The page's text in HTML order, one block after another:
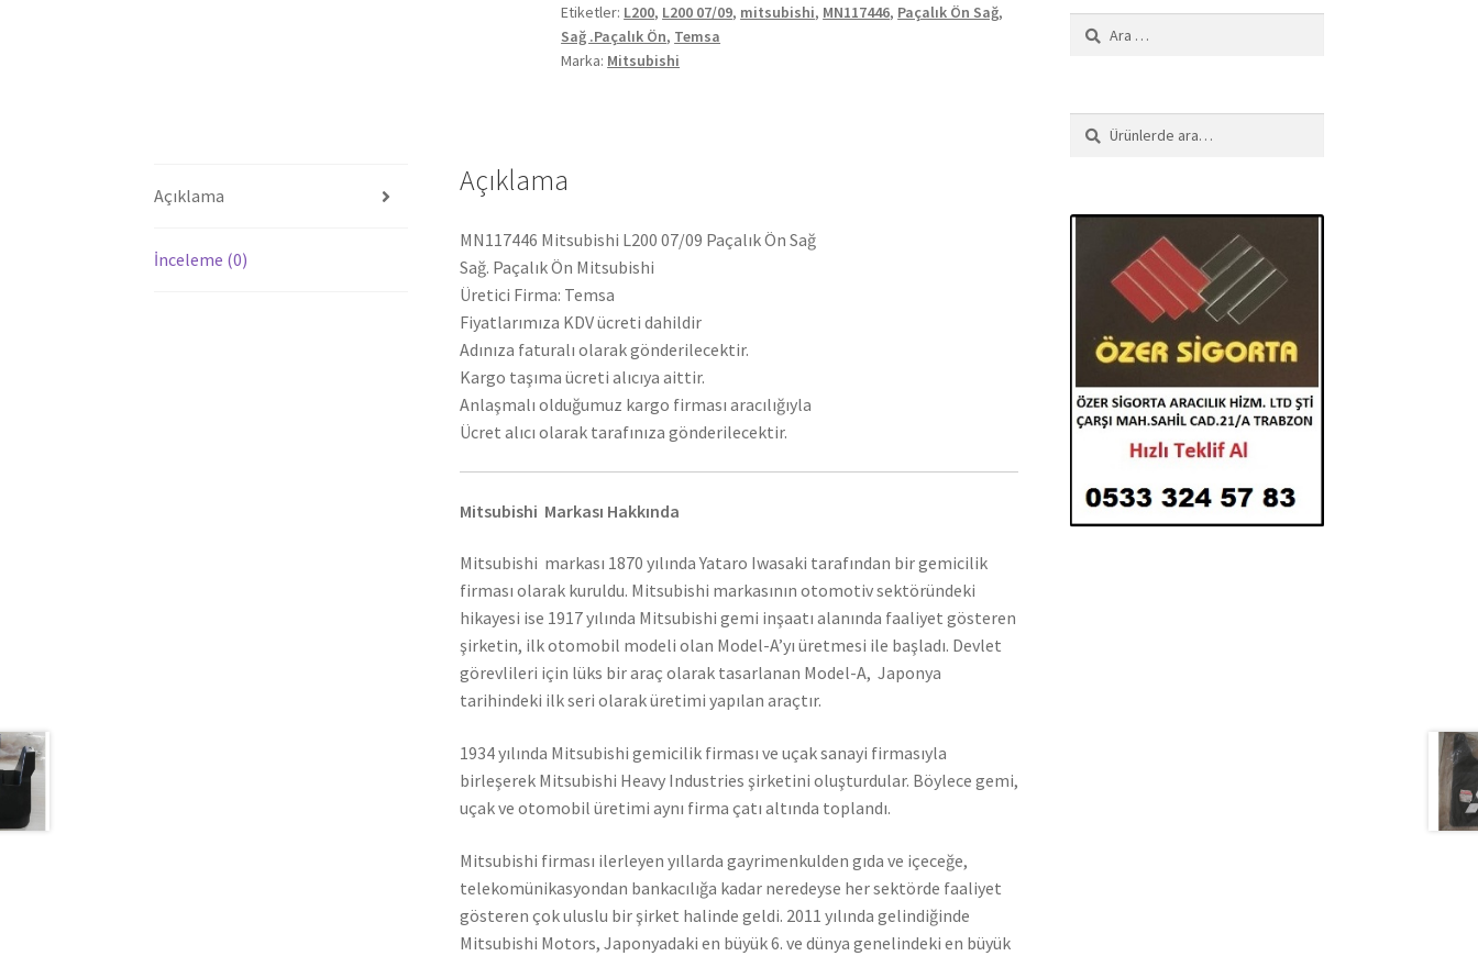
Etiketler: L200, L200 07/09, mitsubishi, MN117446, Paçalık Ön Sağ,
Sağ .Paçalık Ön, Temsa
Marka: Mitsubishi
Açıklama
İnceleme (0)
Açıklama
MN117446 Mitsubishi L200 07/09 Paçalık Ön Sağ
Sağ. Paçalık Ön Mitsubishi
Üretici Firma: Temsa
Fiyatlarımıza KDV ücreti dahildir
Adınıza faturalı olarak gönderilecektir.
Kargo taşıma ücreti alıcıya aittir.
Anlaşmalı olduğumuz kargo firması aracılığıyla
Ücret alıcı olarak tarafınıza gönderilecektir.
Mitsubishi Markası Hakkında
Mitsubishi markası 1870 yılında Yataro Iwasaki tarafından bir gemicilik
firması olarak kuruldu. Mitsubishi markasının otomotiv sektöründeki
hikayesi ise 1917 yılında Mitsubishi gemi inşaatı alanında faaliyet gösteren
şirketin, ilk otomobil modeli olan Model-A’yı üretmesi ile başladı. Devlet
görevlileri için lüks bir araç olarak tasarlanan Model-A, Japonya
tarihindeki ilk seri olarak üretimi yapılan araçtır.
1934 yılında Mitsubishi gemicilik firması ve uçak sanayi firmasıyla
birleşerek Mitsubishi Heavy Industries şirketini oluşturdular. Böylece gemi,
uçak ve otomobil üretimi aynı firma çatı altında toplandı.
Mitsubishi firması ilerleyen yıllarda gayrimenkulden gıda ve içeceğe,
telekomünikasyondan bankacılığa kadar neredeyse her sektörde faaliyet
gösteren çok uluslu bir şirket halinde geldi. 2011 yılında gelindiğinde
Mitsubishi Motors, Japonyadaki en büyük 6. ve dünya genelindeki en büyük
Arama:
Ara:
Ara